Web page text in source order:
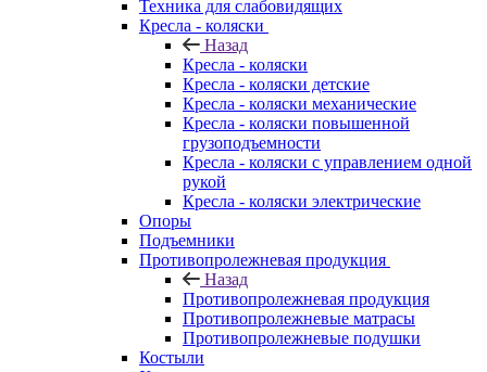
Техника для слабовидящих
Кресла - коляски
Назад
Кресла - коляски
Кресла - коляски детские
Кресла - коляски механические
Кресла - коляски повышенной
грузоподъемности
Кресла - коляски с управлением одной
рукой
Кресла - коляски электрические
Опоры
Подъемники
Противопролежневая продукция
Назад
Противопролежневая продукция
Противопролежневые матрасы
Противопролежневые подушки
Костыли